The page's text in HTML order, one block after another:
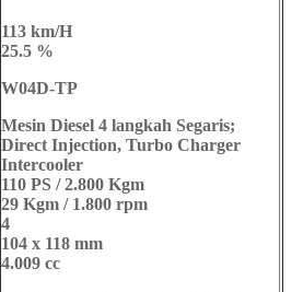
113 km/H
25.5 %
W04D-TP
Mesin Diesel 4 langkah Segaris;
Direct Injection, Turbo Charger
Intercooler
110 PS / 2.800 Kgm
29 Kgm / 1.800 rpm
4
104 x 118 mm
4.009 cc